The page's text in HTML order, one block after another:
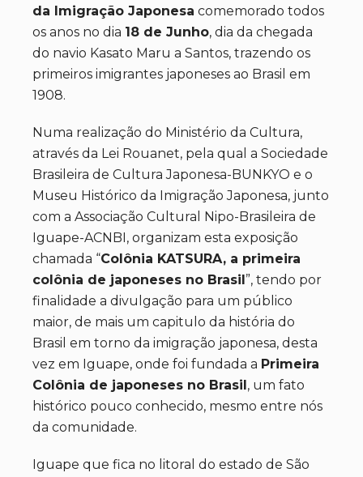
da Imigração Japonesa comemorado todos
os anos no dia 18 de Junho, dia da chegada
do navio Kasato Maru a Santos, trazendo os
primeiros imigrantes japoneses ao Brasil em
1908.
Numa realização do Ministério da Cultura,
através da Lei Rouanet, pela qual a Sociedade
Brasileira de Cultura Japonesa-BUNKYO e o
Museu Histórico da Imigração Japonesa, junto
com a Associação Cultural Nipo-Brasileira de
Iguape-ACNBI, organizam esta exposição
chamada “Colônia KATSURA, a primeira
colônia de japoneses no Brasil”, tendo por
finalidade a divulgação para um público
maior, de mais um capitulo da história do
Brasil em torno da imigração japonesa, desta
vez em Iguape, onde foi fundada a Primeira
Colônia de japoneses no Brasil, um fato
histórico pouco conhecido, mesmo entre nós
da comunidade.
Iguape que fica no litoral do estado de São